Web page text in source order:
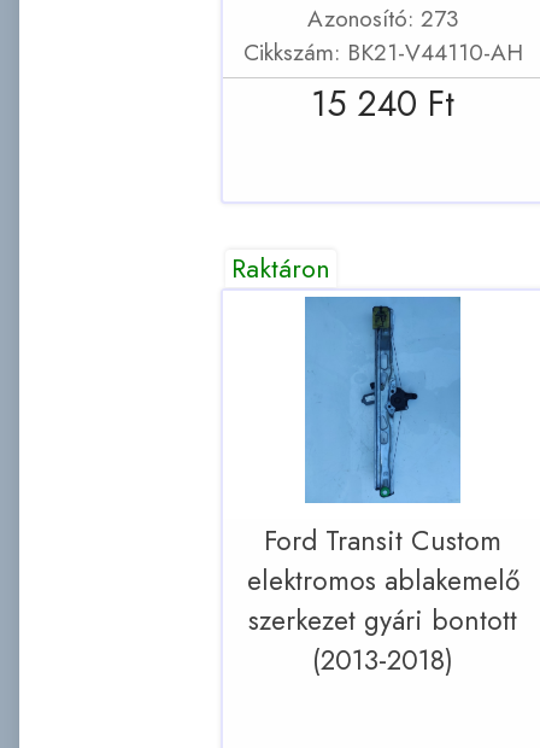
Azonosító: 273
Cikkszám: BK21-V44110-AH
15 240 Ft
Raktáron
Ford Transit Custom
elektromos ablakemelő
szerkezet gyári bontott
(2013-2018)